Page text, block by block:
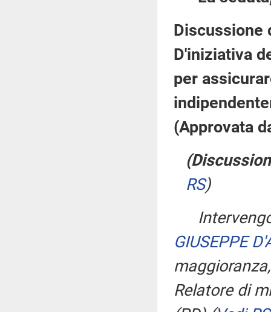
Discussione
D'iniziativa
per
(Approvata
RS)
GIUSEPPE
Relatore di